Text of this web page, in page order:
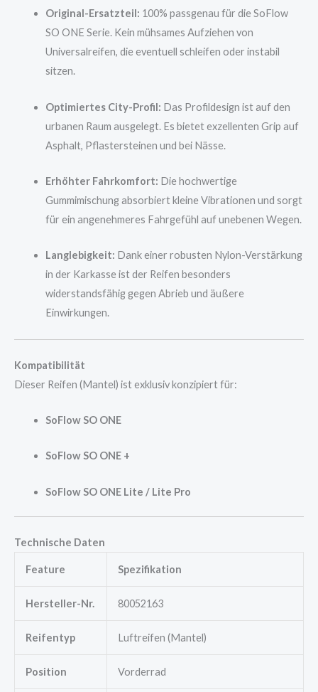
Original-Ersatzteil: 100% passgenau für die SoFlow
SO ONE Serie. Kein mühsames Aufziehen von
Universalreifen, die eventuell schleifen oder instabil
sitzen.
Optimiertes City-Profil: Das Profildesign ist auf den
urbanen Raum ausgelegt. Es bietet exzellenten Grip auf
Asphalt, Pflastersteinen und bei Nässe.
Erhöhter Fahrkomfort: Die hochwertige
Gummimischung absorbiert kleine Vibrationen und sorgt
für ein angenehmeres Fahrgefühl auf unebenen Wegen.
Langlebigkeit: Dank einer robusten Nylon-Verstärkung
in der Karkasse ist der Reifen besonders
widerstandsfähig gegen Abrieb und äußere
Einwirkungen.
Kompatibilität
Dieser Reifen (Mantel) ist exklusiv konzipiert für:
SoFlow SO ONE
SoFlow SO ONE +
SoFlow SO ONE Lite / Lite Pro
Technische Daten
Feature Spezifikation
Hersteller-Nr. 80052163
Reifentyp Luftreifen (Mantel)
Position Vorderrad